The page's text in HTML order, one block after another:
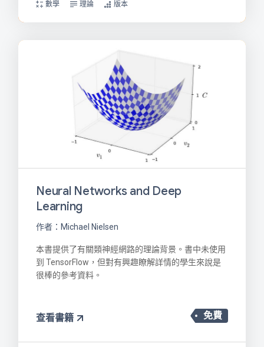
數學 理論 版本
Neural Networks and Deep
Learning
作者：Michael Nielsen
本書提供了有關類神經網路的理論背景。書中未使用
到 TensorFlow，但對有興趣瞭解詳情的學生來說是
很棒的參考資料。
免費
查看書籍